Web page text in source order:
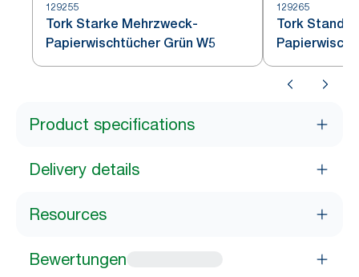
129255
Tork Starke Mehrzweck-
Papierwischtücher Grün W5
129265
Tork
Weiß W5
Product specifications
Delivery details
Resources
Bewertungen